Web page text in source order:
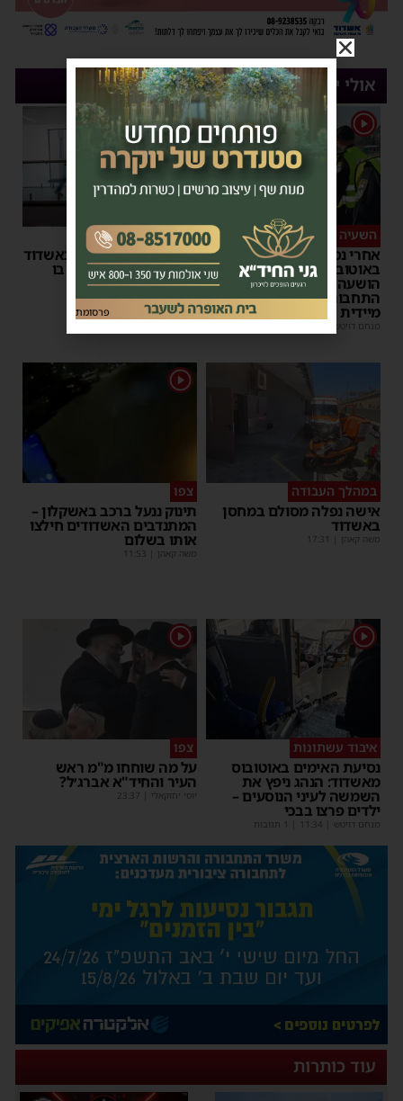
אולי יעניין אותך
1
השעיה מיידית
אחרי נסיעת האימים
באוטובוס מאשדוד: הנהג
הושעה מתפקידו – משרד
התחבורה הורה על בדיקה
מיידית
מנחם דויטש
ליבו שב לפעום
אדם התמוטט בביתו באשדוד
– כוחות ההצלה ביצעו בו
פעולות החייאה
מנחם דויטש |
17:35
במהלך העבודה
אישה נפלה מסולם במחסן
באשדוד
משה קאהן 17:31
1
צפו
תינוק ננעל ברכב באשקלון –
המתנדבים האשדודים חילצו
אותו בשלום
משה קאהן 11:53
1
איבוד עשתונות
נסיעת האימים באוטובוס
מאשדוד: הנהג ניפץ את
השמשה לעיני הנוסעים –
ילדים פרצו בבכי
מנחם דויטש 11:34
1
צפו
על מה שוחחו מ"מ ראש
העיר והחיד"א אברג׳ל?
יוסי יחזקאלי 23:37
עוד כותרות
פרסומת